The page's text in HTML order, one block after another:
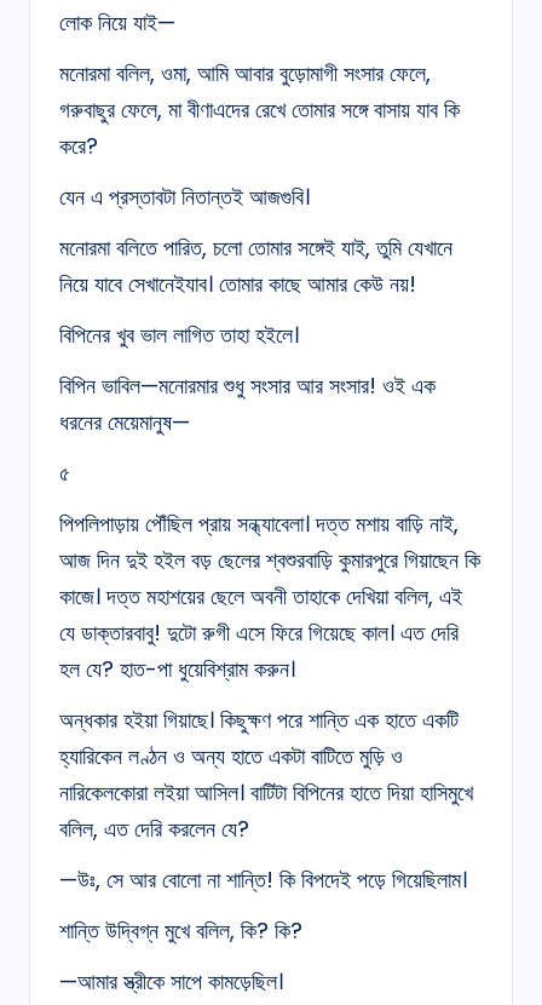
লোক নিয়ে যাই—
মনোরমা বলিল, ওমা, আমি আবার বুড়োমাগী সংসার ফেলে,
গরুবাছুর ফেলে, মা বীণাএদের রেখে তোমার সঙ্গে বাসায় যাব কি
করে?
যেন এ প্রস্তাবটা নিতান্তই আজগুবি।
মনোরমা বলিতে পারিত, চলো তোমার সঙ্গেই যাই, তুমি যেখানে
নিয়ে যাবে সেখানেইযাব। তোমার কাছে আমার কেউ নয়!
বিপিনের খুব ভাল লাগিত তাহা হইলে।
বিপিন ভাবিল—মনোরমার শুধু সংসার আর সংসার! ওই এক
ধরনের মেয়েমানুষ—
৫
পিপলিপাড়ায় পৌঁছিল প্রায় সন্ধ্যাবেলা। দত্ত মশায় বাড়ি নাই,
আজ দিন দুই হইল বড় ছেলের শ্বশুরবাড়ি কুমারপুরে গিয়াছেন কি
কাজে। দত্ত মহাশয়ের ছেলে অবনী তাহাকে দেখিয়া বলিল, এই
যে ডাক্তারবাবু! দুটো রুগী এসে ফিরে গিয়েছে কাল। এত দেরি
হল যে? হাত-পা ধুয়েবিশ্রাম করুন।
অন্ধকার হইয়া গিয়াছে। কিছুক্ষণ পরে শান্তি এক হাতে একটি
হ্যারিকেন লণ্ঠন ও অন্য হাতে একটা বাটিতে মুড়ি ও
নারিকেলকোরা লইয়া আসিল। বাটিটা বিপিনের হাতে দিয়া হাসিমুখে
বলিল, এত দেরি করলেন যে?
—উঃ, সে আর বোলো না শান্তি! কি বিপদেই পড়ে গিয়েছিলাম।
শান্তি উদ্বিগ্ন মুখে বলিল, কি? কি?
—আমার স্ত্রীকে সাপে কামড়েছিল।